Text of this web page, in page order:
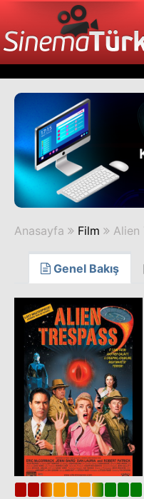
Anasayfa Film Alien
Genel Bakış